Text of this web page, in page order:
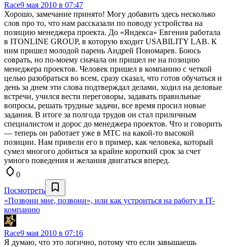
Race9 мая 2010 в 07:47
Хорошо, замечание принято! Могу добавить здесь несколько
слов про то, что нам рассказали по поводу устройства на
позицию менеджера проекта. До «Яндекса» Евгения работала
в ITONLINE GROUP, в которую входит USABILITY LAB. К
ним пришел молодой парень Андрей Пономарев. Боюсь
соврать, но по-моему сначала он пришел не на позицию
менеджера проектов. Человек пришел в компанию с четкой
целью разобраться во всем, сразу сказал, что готов обучаться и
день за днем эти слова подтверждал делами, ходил на деловые
встречи, учился вести переговоры, задавать правильные
вопросы, решать трудные задачи, все время просил новые
задания. В итоге за полгода трудов он стал приличным
специалистом и дорос до менеджера проектов. Что и говорить
— теперь он работает уже в МТС на какой-то высокой
позиции. Нам привели его в пример, как человека, который
сумел многого добиться за крайне короткий срок за счет
умного поведения и желания двигаться вперед.
0
Посмотреть
«Позвони мне, позвони», или как устроиться на работу в IT-
компанию
Race9 мая 2010 в 07:16
Я думаю, что это логично, потому что если завышаешь